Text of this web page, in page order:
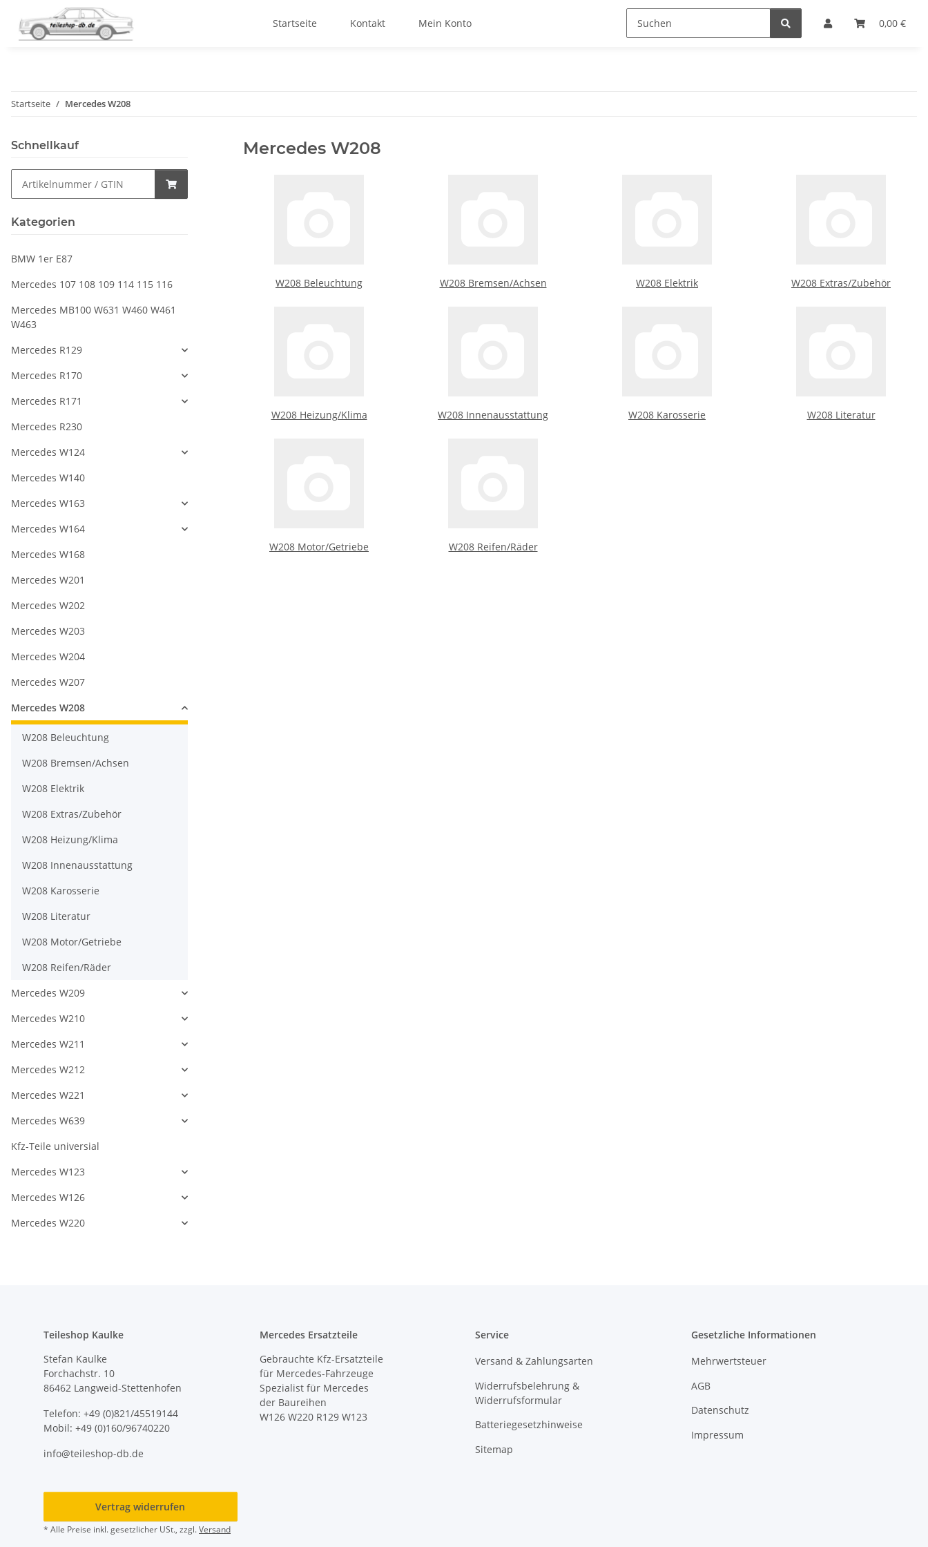
0,00 €
Startseite Kontakt Mein Konto
Startseite Mercedes W208
Mercedes W208
W208 Beleuchtung W208 Bremsen/Achsen W208 Elektrik W208 Extras/Zubehör
W208 Heizung/Klima W208 Innenausstattung W208 Karosserie W208 Literatur
W208 Motor/Getriebe W208 Reifen/Räder
Schnellkauf
Kategorien
BMW 1er E87
Mercedes 107 108 109 114 115 116
Mercedes MB100 W631 W460 W461
W463
Mercedes R129
Mercedes R170
Mercedes R171
Mercedes R230
Mercedes W124
Mercedes W140
Mercedes W163
Mercedes W164
Mercedes W168
Mercedes W201
Mercedes W202
Mercedes W203
Mercedes W204
Mercedes W207
Mercedes W208
W208 Beleuchtung
W208 Bremsen/Achsen
W208 Elektrik
W208 Extras/Zubehör
W208 Heizung/Klima
W208 Innenausstattung
W208 Karosserie
W208 Literatur
W208 Motor/Getriebe
W208 Reifen/Räder
Mercedes W209
Mercedes W210
Mercedes W211
Mercedes W212
Mercedes W221
Mercedes W639
Kfz-Teile universial
Mercedes W123
Mercedes W126
Mercedes W220
Teileshop Kaulke
Stefan Kaulke
Forchachstr. 10
86462 Langweid-Stettenhofen
Telefon: +49 (0)821/45519144
Mobil: +49 (0)160/96740220
info@teileshop-db.de
Mercedes Ersatzteile
Gebrauchte Kfz-Ersatzteile
für Mercedes-Fahrzeuge
Spezialist für Mercedes
der Baureihen
W126 W220 R129 W123
Service
Versand & Zahlungsarten
Widerrufsbelehrung &
Widerrufsformular
Batteriegesetzhinweise
Sitemap
Gesetzliche Informationen
Mehrwertsteuer
AGB
Datenschutz
Impressum
Vertrag widerrufen
* Alle Preise inkl. gesetzlicher USt., zzgl.Versand